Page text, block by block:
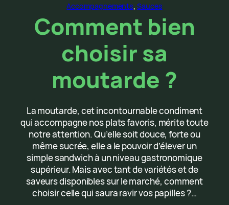
Accompagnements , Sauces
Comment bien
choisir sa
moutarde ?
La moutarde, cet incontournable condiment
qui accompagne nos plats favoris, mérite toute
notre attention. Qu’elle soit douce, forte ou
même sucrée, elle a le pouvoir d’élever un
simple sandwich à un niveau gastronomique
supérieur. Mais avec tant de variétés et de
saveurs disponibles sur le marché, comment
choisir celle qui saura ravir vos papilles ?…